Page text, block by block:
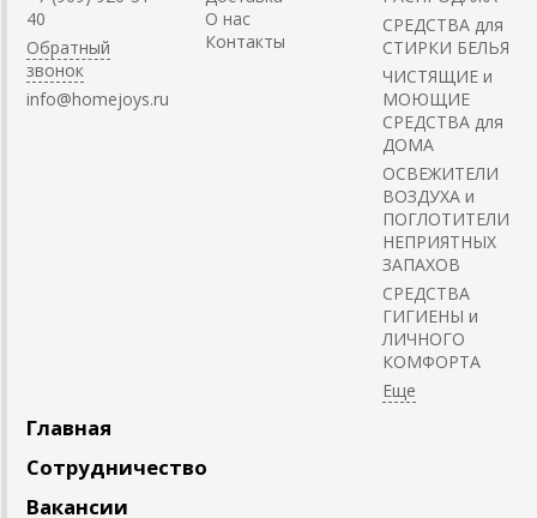
40
Обратный
звонок
info@homejoys.ru
О нас
Контакты
СРЕДСТВА для
СТИРКИ БЕЛЬЯ
ЧИСТЯЩИЕ и
МОЮЩИЕ
СРЕДСТВА для
ДОМА
ОСВЕЖИТЕЛИ
ВОЗДУХА и
ПОГЛОТИТЕЛИ
НЕПРИЯТНЫХ
ЗАПАХОВ
СРЕДСТВА
ГИГИЕНЫ и
ЛИЧНОГО
КОМФОРТА
Главная
Сотрудничество
Вакансии